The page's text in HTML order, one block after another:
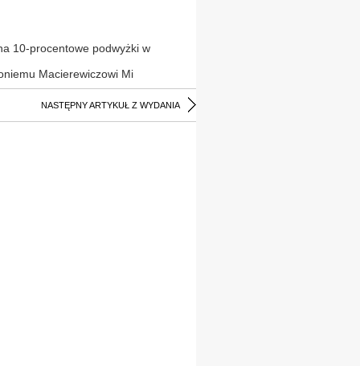
10-procentowe podwyżki w
Macierewiczowi Mi
NASTĘPNY ARTYKUŁ Z WYDANIA